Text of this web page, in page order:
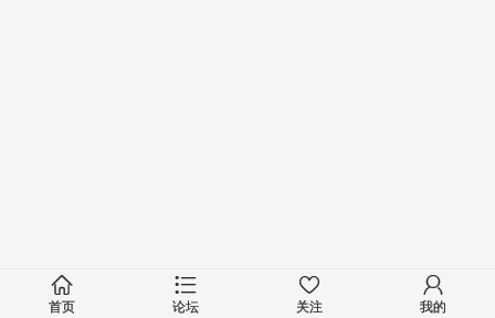
首页 论坛 关注 我的